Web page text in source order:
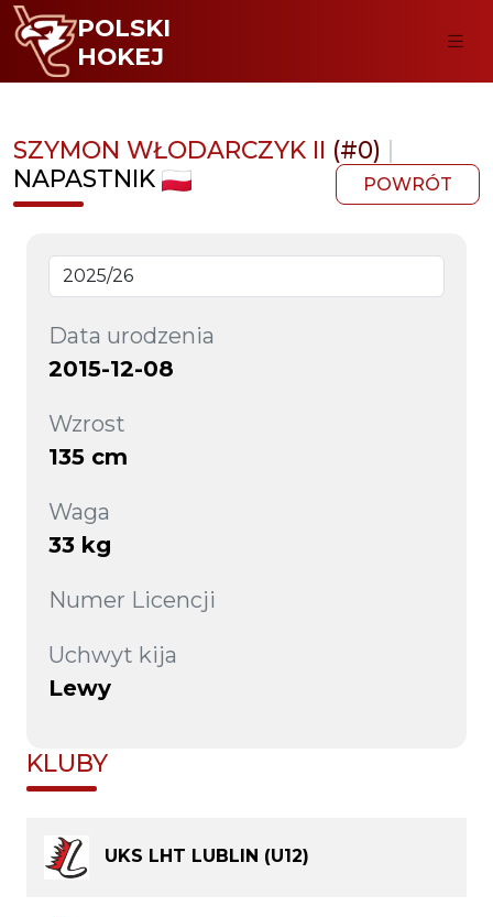
POLSKI
HOKEJ
SZYMON WŁODARCZYK II (#0) |
NAPASTNIK
POWRÓT
Data urodzenia
2015-12-08
Wzrost
135 cm
Waga
33 kg
Numer Licencji
Uchwyt kija
Lewy
KLUBY
UKS LHT LUBLIN (U12)